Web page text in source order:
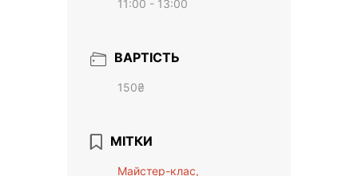
11:00 - 13:00
ВАРТІСТЬ
150₴
МІТКИ
Майстер-клас,